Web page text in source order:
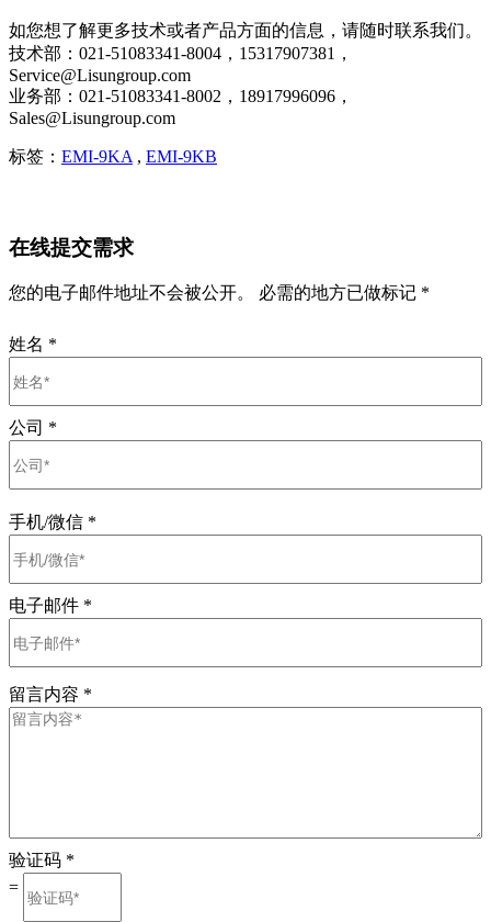
如您想了解更多技术或者产品方面的信息，请随时联系我们。
技术部：021-51083341-8004，15317907381，
Service@Lisungroup.com
业务部：021-51083341-8002，18917996096，
Sales@Lisungroup.com
标签： EMI-9KA , EMI-9KB
在线提交需求
您的电子邮件地址不会被公开。 必需的地方已做标记 *
姓名 *
公司 *
手机/微信 *
电子邮件 *
留言内容 *
验证码 *
=